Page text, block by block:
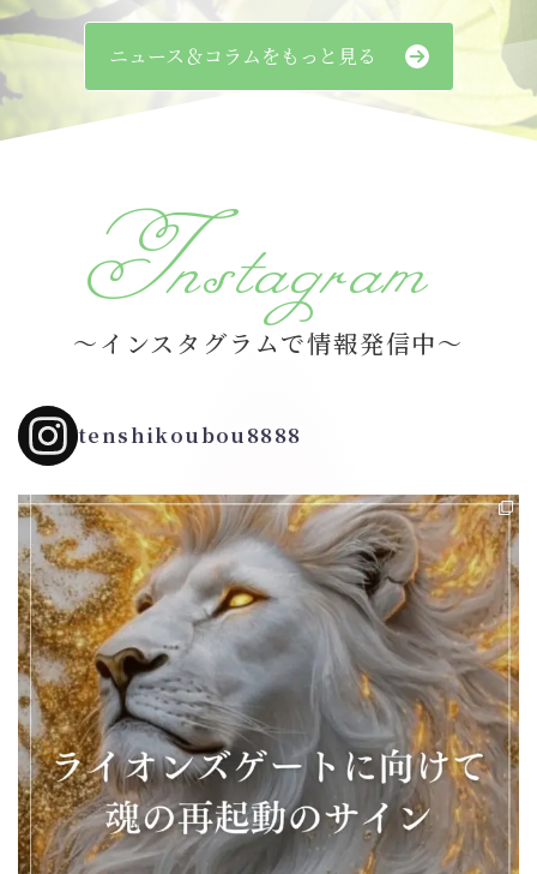
ニュース＆コラムをもっと見る
Instagram
～インスタグラムで情報発信中～
tenshikoubou8888